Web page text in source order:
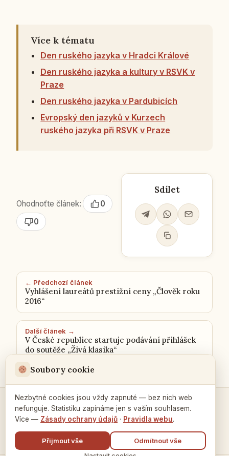
Více k tématu
Den ruského jazyka v Hradci Králové
Den ruského jazyka a kultury v RSVK v
Praze
Den ruského jazyka v Pardubicích
Evropský den jazyků v Kurzech
ruského jazyka při RSVK v Praze
Ohodnoťte článek:
0
0
Sdílet
← Předchozí článek
Vyhlášení laureátů prestižní ceny „Člověk roku
2016“
Další článek →
V České republice startuje podávání přihlášek
do soutěže „Živá klasika“
Kontakty a spojení →
Soubory cookie
Nezbytné cookies jsou vždy zapnuté — bez nich web
nefunguje. Statistiku zapínáme jen s vaším souhlasem.
Více — Zásady ochrany údajů · Pravidla webu.
Přijmout vše
Odmítnout vše